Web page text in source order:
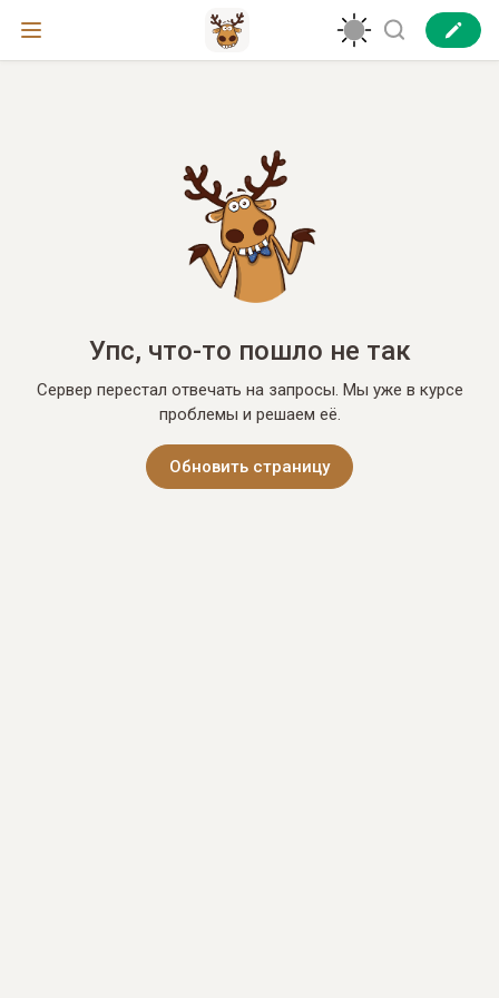
Упс, что-то пошло не так
Сервер перестал отвечать на запросы. Мы уже в курсе
проблемы и решаем её.
Обновить страницу